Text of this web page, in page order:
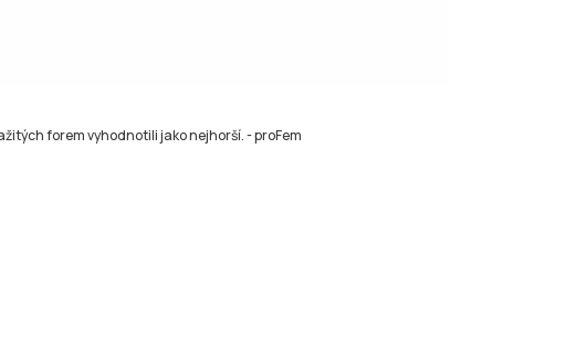
forem vyhodnotili jako nejhorší.-proFem